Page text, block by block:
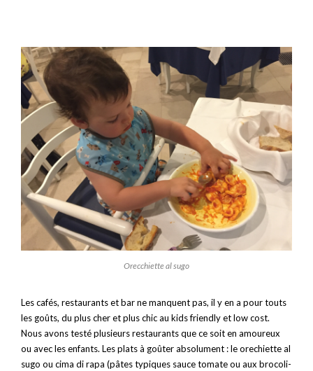
Orecchiette al sugo
Les cafés, restaurants et bar ne manquent pas, il y en a pour touts
les goûts, du plus cher et plus chic au kids friendly et low cost.
Nous avons testé plusieurs restaurants que ce soit en amoureux
ou avec les enfants. Les plats à goûter absolument : le orechiette al
sugo ou cima di rapa (pâtes typiques sauce tomate ou aux brocoli-